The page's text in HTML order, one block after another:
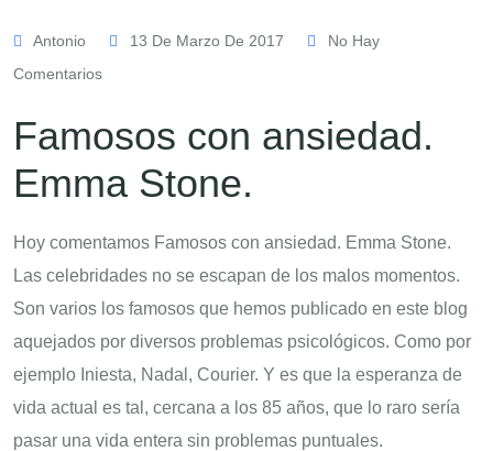
Antonio 13 De Marzo De 2017
No Hay
Comentarios
Famosos con ansiedad.
Emma Stone.
Hoy comentamos Famosos con ansiedad. Emma Stone.
Las celebridades no se escapan de los malos momentos.
Son varios los famosos que hemos publicado en este blog
aquejados por diversos problemas psicológicos. Como por
ejemplo Iniesta, Nadal, Courier. Y es que la esperanza de
vida actual es tal, cercana a los 85 años, que lo raro sería
pasar una vida entera sin problemas puntuales.